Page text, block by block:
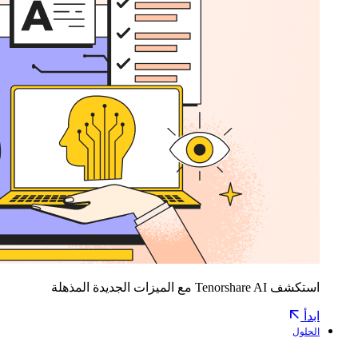
استكشف Tenorshare AI مع الميزات الجديدة المذهلة
ابدأ
الحلول